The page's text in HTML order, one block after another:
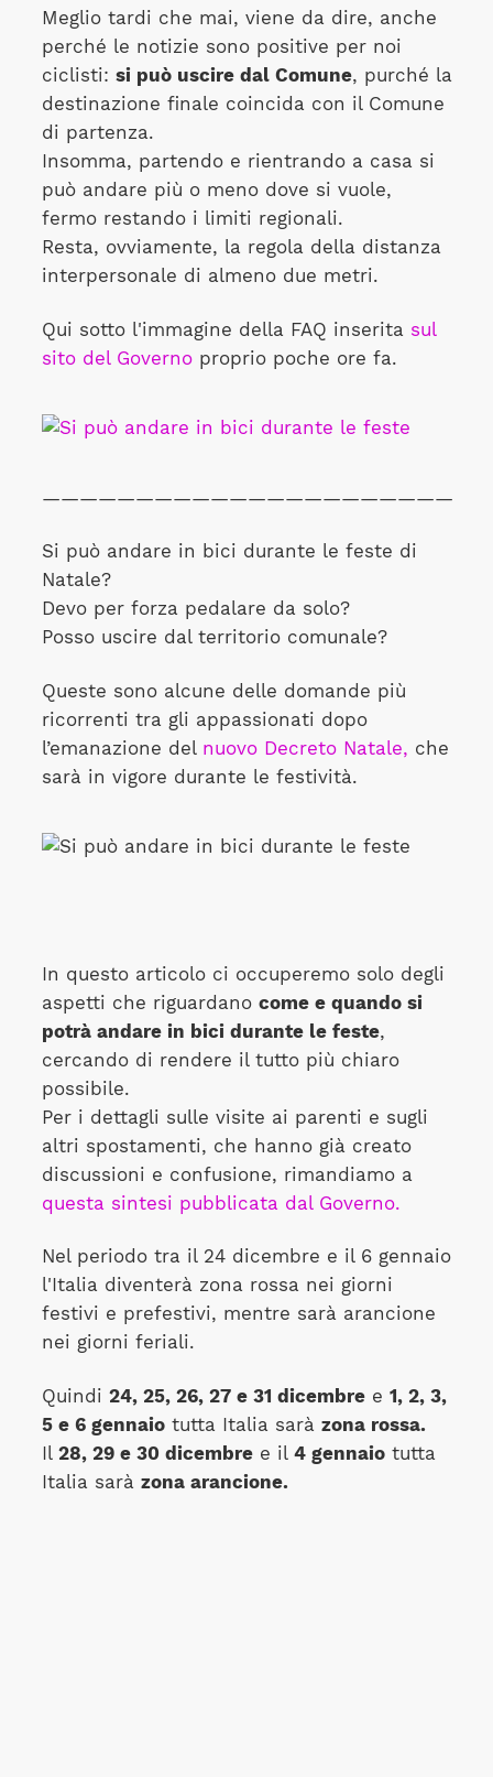
Meglio tardi che mai, viene da dire, anche
perché le notizie sono positive per noi
ciclisti: si può uscire dal Comune, purché la
destinazione finale coincida con il Comune
di partenza.
Insomma, partendo e rientrando a casa si
può andare più o meno dove si vuole,
fermo restando i limiti regionali.
Resta, ovviamente, la regola della distanza
interpersonale di almeno due metri.
Qui sotto l'immagine della FAQ inserita sul
sito del Governoproprio poche ore fa.
Si può andare in bici durante le feste di
Natale?
Devo per forza pedalare da solo?
Posso uscire dal territorio comunale?
Queste sono alcune delle domande più
ricorrenti tra gli appassionati dopo
l’emanazione del nuovo Decreto Natale, che
sarà in vigore durante le festività.
In questo articolo ci occuperemo solo degli
aspetti che riguardano come e quando si
potrà andare in bici durante le feste,
cercando di rendere il tutto più chiaro
possibile.
Per i dettagli sulle visite ai parenti e sugli
altri spostamenti, che hanno già creato
discussioni e confusione, rimandiamo a
questa sintesi pubblicata dal Governo.
Nel periodo tra il 24 dicembre e il 6 gennaio
l'Italia diventerà zona rossa nei giorni
festivi e prefestivi, mentre sarà arancione
nei giorni feriali.
Quindi 24, 25, 26, 27 e 31 dicembree 1, 2, 3,
5 e 6 gennaiotutta Italia sarà zona rossa.
Il 28, 29 e 30 dicembree il 4 gennaiotutta
Italia sarà zona arancione.